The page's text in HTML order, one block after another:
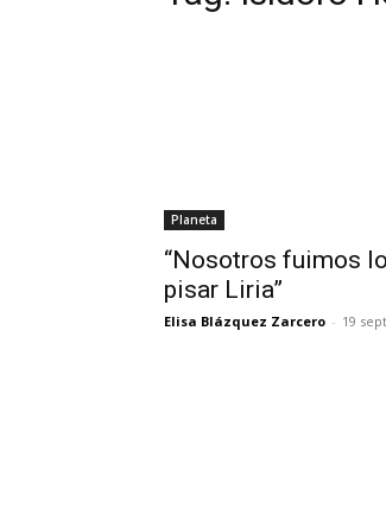
Planeta
“Nosotros fuimos
pisar Liria”
Elisa Blázquez Zarcero - 19